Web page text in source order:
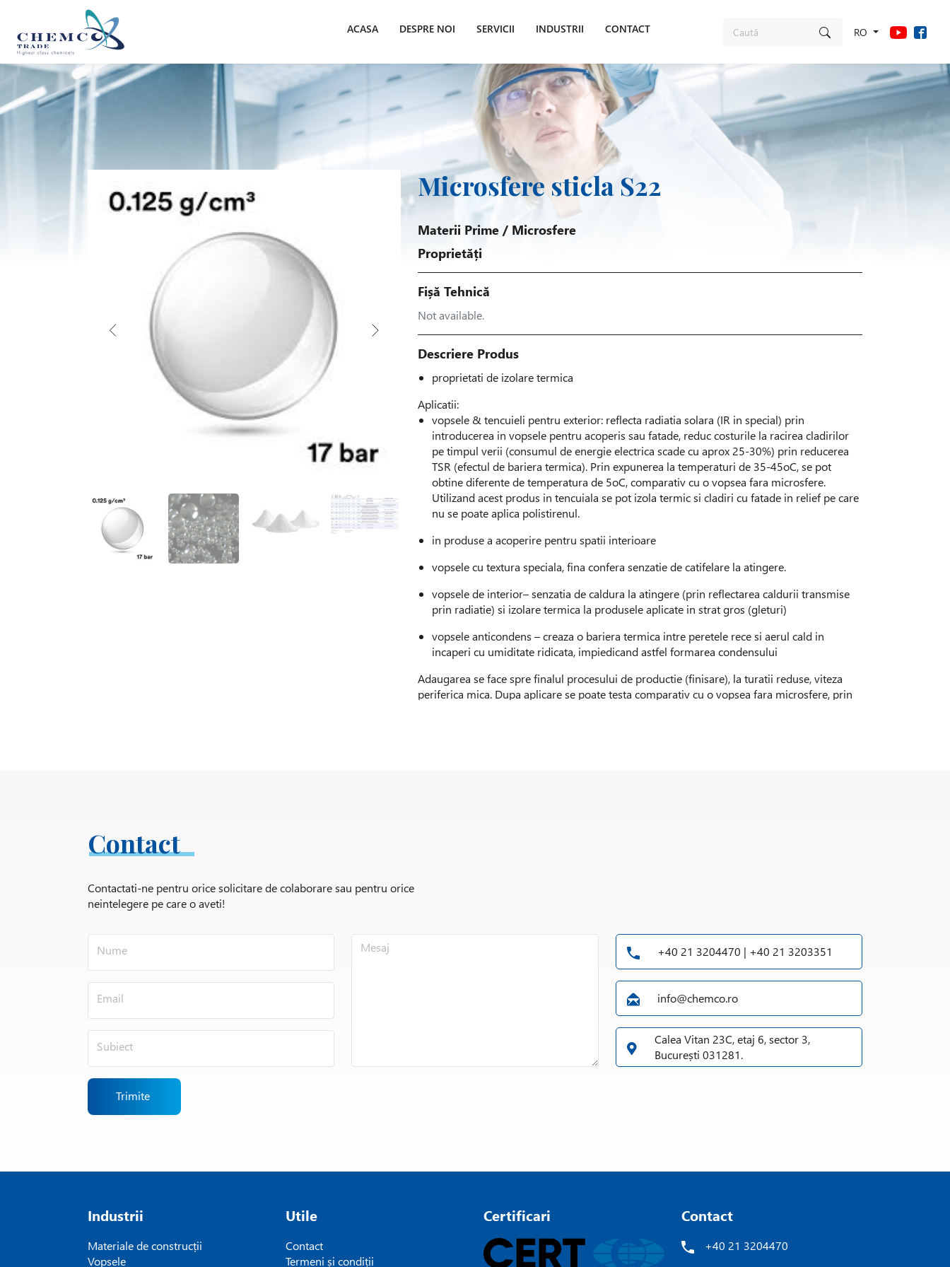
RO
ACASA DESPRE NOI SERVICII INDUSTRII CONTACT
Microsfere sticla S22
Materii Prime/ Microsfere
Proprietăți
Fișă Tehnică
Not available.
Descriere Produs
proprietati de izolare termica
Aplicatii:
vopsele & tencuieli pentru exterior: reflecta radiatia solara (IR in special) prin
introducerea in vopsele pentru acoperis sau fatade, reduc costurile la racirea cladirilor
pe timpul verii (consumul de energie electrica scade cu aprox 25-30%) prin reducerea
TSR (efectul de bariera termica). Prin expunerea la temperaturi de 35-45oC, se pot
obtine diferente de temperatura de 5oC, comparativ cu o vopsea fara microsfere.
Utilizand acest produs in tencuiala se pot izola termic si cladiri cu fatade in relief pe care
nu se poate aplica polistirenul.
in produse a acoperire pentru spatii interioare
vopsele cu textura speciala, fina confera senzatie de catifelare la atingere.
vopsele de interior– senzatia de caldura la atingere (prin reflectarea caldurii transmise
prin radiatie) si izolare termica la produsele aplicate in strat gros (gleturi)
vopsele anticondens – creaza o bariera termica intre peretele rece si aerul cald in
incaperi cu umiditate ridicata, impiedicand astfel formarea condensului
Adaugarea se face spre finalul procesului de productie (finisare), la turatii reduse, viteza
periferica mica. Dupa aplicare se poate testa comparativ cu o vopsea fara microsfere, prin
Contact
Contactati-ne pentru orice solicitare de colaborare sau pentru orice
neintelegere pe care o aveti!
Trimite
+40 21 3204470 | +40 21 3203351
info@chemco.ro
Calea Vitan 23C, etaj 6, sector 3,
București 031281.
Industrii
Materiale de construcții
Vopsele
Utile
Contact
Termeni și condiții
Contact
+40 21 3204470
Certificari